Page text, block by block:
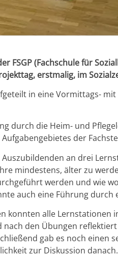
FSGP (Fachschule für
erstmalig, im
in eine Vormittags-
durch die Heim- und
der
an drei
mindestens, älter zu
werden und wie
auch eine Führung
konnten alle Lernstationen
den Übungen
gab es noch einen
zur Diskussion danach.